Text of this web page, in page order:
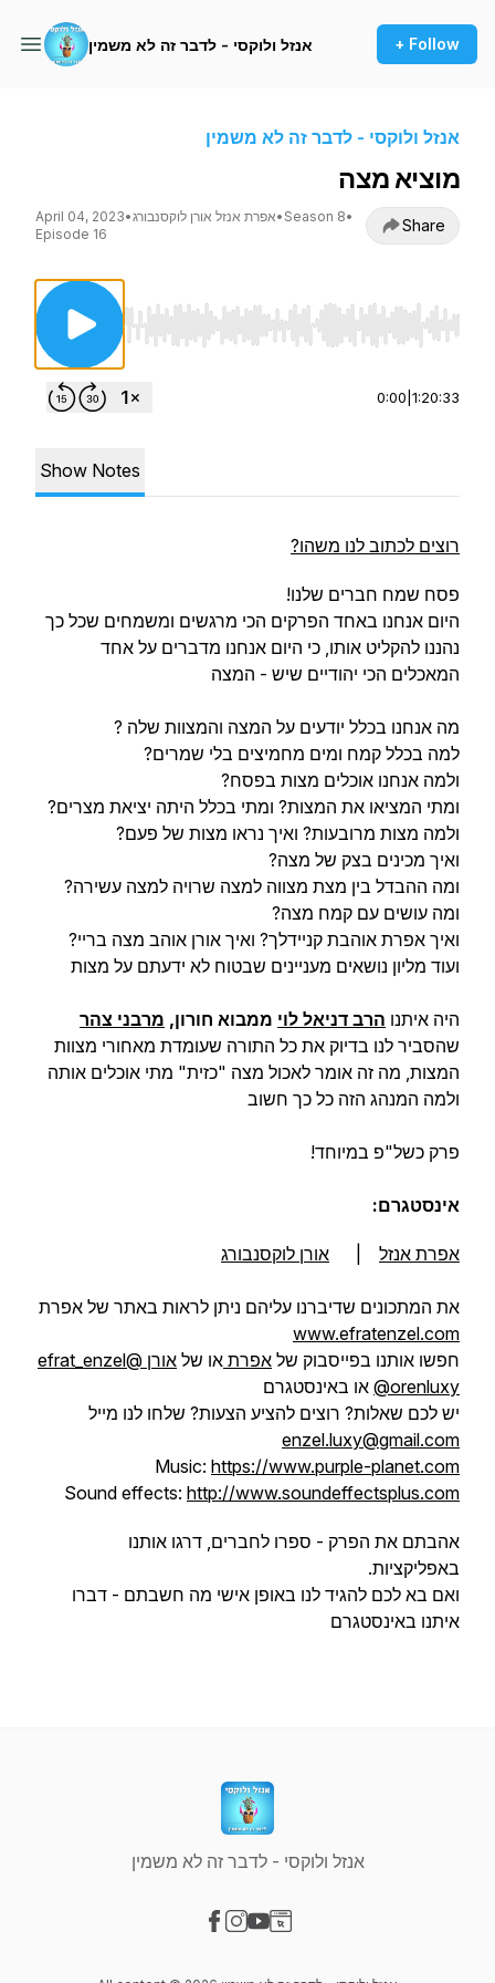
אנזל ולוקסי - לדבר זה לא משמין + Follow
אנזל ולוקסי - לדבר זה לא משמין
מוציא מצה
April 04, 2023•אפרת אנזל אורן לוקסנבורג• Season 8•
Episode 16
Share
Use Left/Right to seek, Home/End to jump
0:00 1:20:33
Show Notes
רוצים לכתוב לנו משהו?
פסח שמח חברים שלנו!
היום אנחנו באחד הפרקים הכי מרגשים ומשמחים שכל כך
נהננו להקליט אותו, כי היום אנחנו מדברים על אחד
המאכלים הכי יהודיים שיש - המצה
מה אנחנו בכלל יודעים על המצה והמצוות שלה ?
למה בכלל קמח ומים מחמיצים בלי שמרים?
ולמה אנחנו אוכלים מצות בפסח?
ומתי המציאו את המצות? ומתי בכלל היתה יציאת מצרים?
ולמה מצות מרובעות? ואיך נראו מצות של פעם?
ואיך מכינים בצק של מצה?
ומה ההבדל בין מצת מצווה למצה שרויה למצה עשירה?
ומה עושים עם קמח מצה?
ואיך אפרת אוהבת קניידלך? ואיך אורן אוהב מצה בריי?
ועוד מליון נושאים מעניינים שבטוח לא ידעתם על מצות
היה איתנו הרב דניאל לוי ממבוא חורון, מרבני צהר
שהסביר לנו בדיוק את כל התורה שעומדת מאחורי מצוות
המצות, מה זה אומר לאכול מצה "כזית" מתי אוכלים אותה
ולמה המנהג הזה כל כך חשוב
פרק כשל"פ במיוחד!
אינסטגרם:
אפרת אנזל אורן לוקסנבורג
את המתכונים שדיברנו עליהם ניתן לראות באתר של אפרת
www.efratenzel.com
חפשו אותנו בפייסבוק של אפרת או של אורן @efrat_enzel
@orenluxy או באינסטגרם
יש לכם שאלות? רוצים להציע הצעות? שלחו לנו מייל
enzel.luxy@gmail.com
Music: https://www.purple-planet.com
Sound effects: http://www.soundeffectsplus.com
אהבתם את הפרק - ספרו לחברים, דרגו אותנו
באפליקציות.
ואם בא לכם להגיד לנו באופן אישי מה חשבתם - דברו
איתנו באינסטגרם
אנזל ולוקסי - לדבר זה לא משמין